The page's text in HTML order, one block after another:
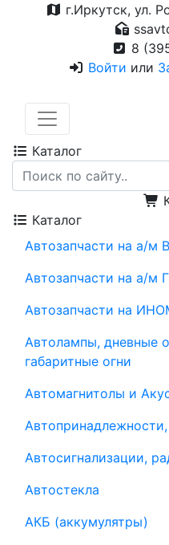
г.Иркутск, ул.
8
Войти или
Каталог
Каталог
Автозапчасти на а/м
Автозапчасти на а/м
Автозапчасти на
Автолампы, дневные
габаритные огни
Автомагнитолы и
Автосигнализации,
Автостекла
АКБ (аккумулятры)